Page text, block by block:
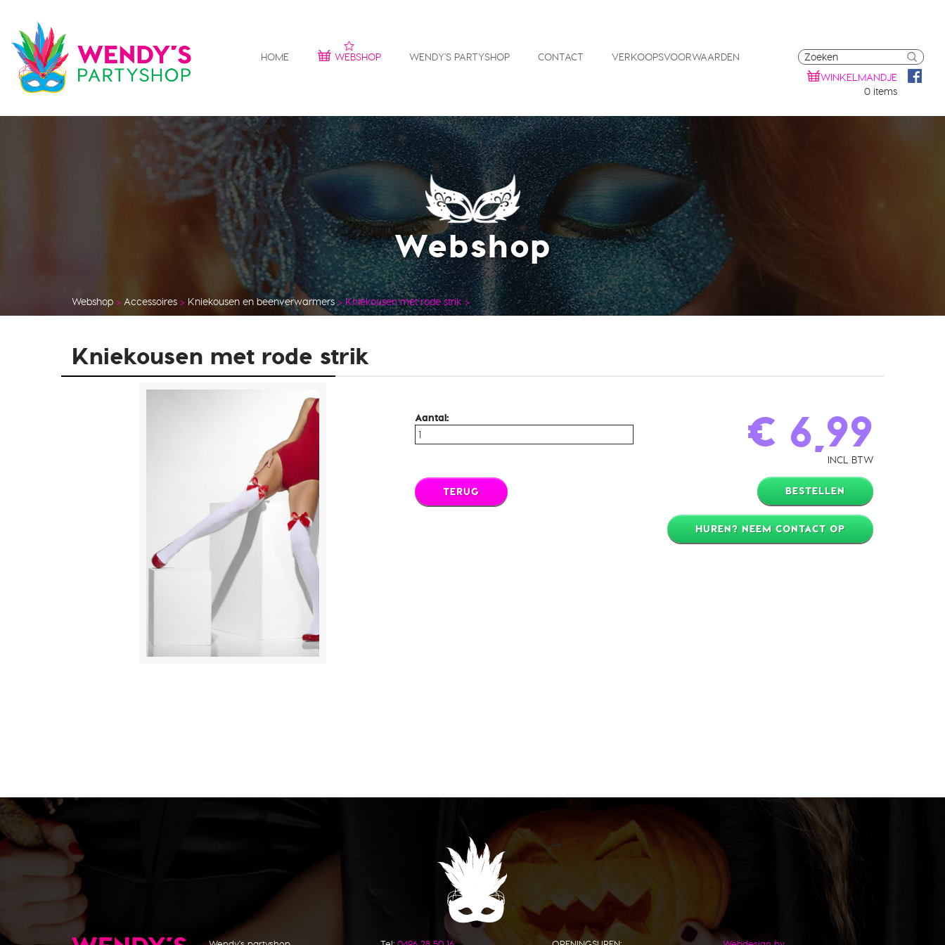
HOME WEBSHOP WENDY'S PARTYSHOP CONTACT
VERKOOPSVOORWAARDEN
WINKELMANDJE
0 items
Webshop
Webshop > Accessoires > Kniekousen en beenverwarmers > Kniekousen met rode strik>
Kniekousen met rode strik
Aantal: € 6,99
INCL BTW
TERUG BESTELLEN
HUREN? NEEM CONTACT OP